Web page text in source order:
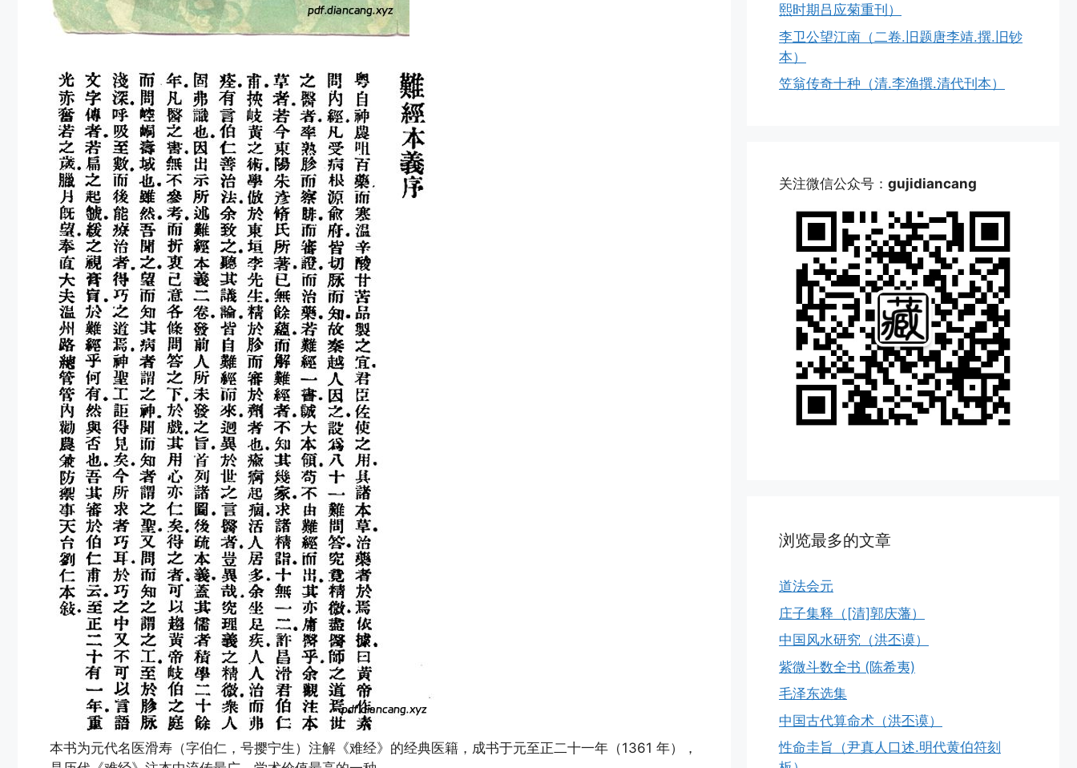
本书为元代名医滑寿（字伯仁，号撄宁生）注解《难经》的经典医籍，成书于元至正二十一年（1361 年），
熙时期吕应菊重刊）
李卫公望江南（二卷.旧题唐李靖.撰.旧钞
本）
笠翁传奇十种（清.李渔撰.清代刊本）
关注微信公众号： gujidiancang
浏览最多的文章
道法会元
庄子集释（[清]郭庆藩）
中国风水研究（洪丕谟）
紫微斗数全书 (陈希夷)
毛泽东选集
中国古代算命术（洪丕谟）
性命圭旨（尹真人口述.明代黄伯符刻